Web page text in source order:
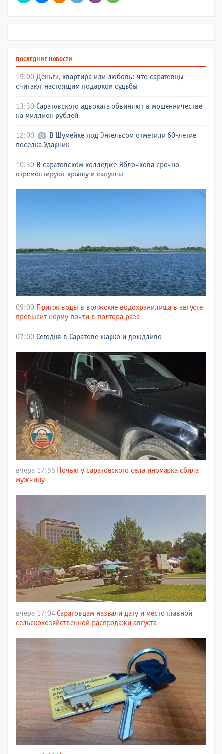
ПОСЛЕДНИЕ НОВОСТИ
15:00 Деньги, квартира или любовь: что саратовцы
считают настоящим подарком судьбы
13:30 Саратовского адвоката обвиняют в мошенничестве
на миллион рублей
12:00
В Шумейке под Энгельсом отметили 60-летие
поселка Ударник
10:30 В саратовском колледже Яблочкова срочно
отремонтируют крышу и санузлы
09:00 Приток воды в волжские водохранилища в августе
превысит норму почти в полтора раза
07:00 Сегодня в Саратове жарко и дождливо
вчера 17:55 Ночью у саратовского села иномарка сбила
мужчину
вчера 17:04 Саратовцам назвали дату и место главной
сельскохозяйственной распродажи августа